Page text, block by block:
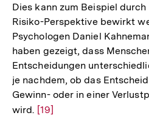
Dies kann zum Beispiel
Risiko-Perspektive bewirkt
Psychologen Daniel
haben gezeigt, dass
Entscheidungen
je nachdem, ob das
Gewinn- oder in einer
wird. Zur
[19]